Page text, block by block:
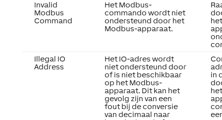
Invalid
Modbus
Command
Het Modbus-
commando wordt niet
ondersteund door het
Modbus-apparaat.
Illegal IO
Address
Het IO-adres wordt
niet ondersteund door
of is niet beschikbaar
op het Modbus-
apparaat. Dit kan het
gevolg zijn van een
fout bij de conversie
van decimaal naar
in